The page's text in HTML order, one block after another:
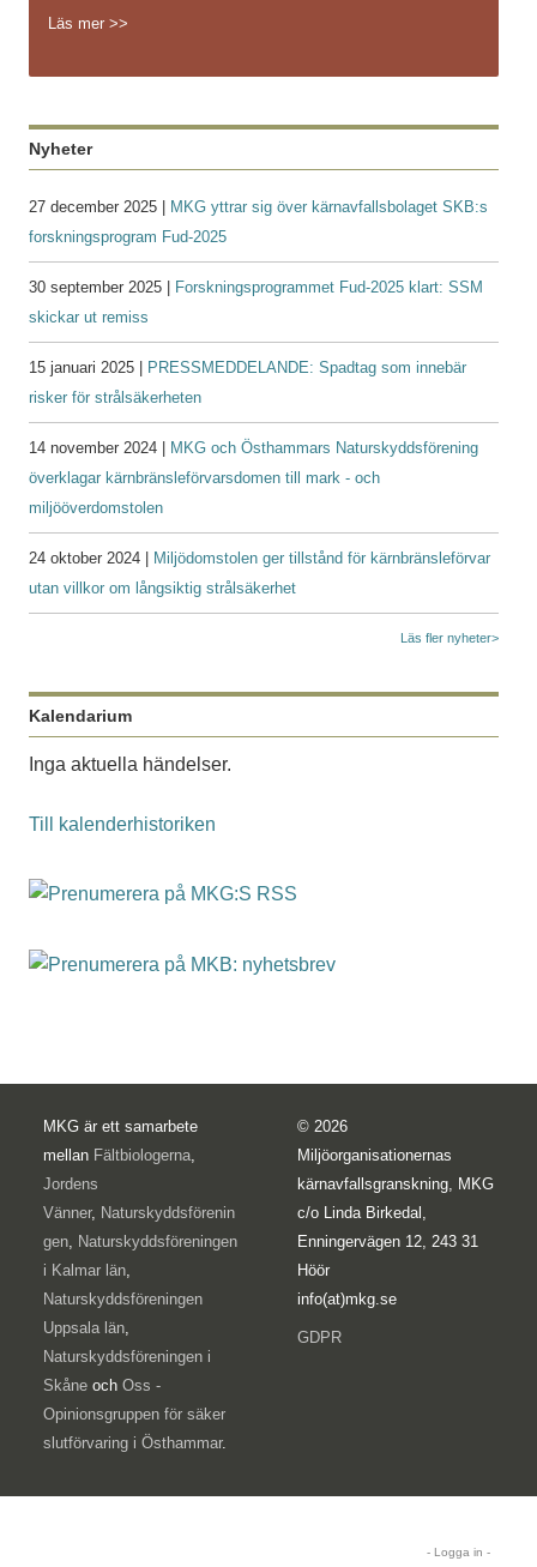
Läs mer >>
Nyheter
27 december 2025 |
MKG yttrar sig över kärnavfallsbolaget SKB:s
forskningsprogram Fud-2025
30 september 2025 |
Forskningsprogrammet Fud-2025 klart: SSM
skickar ut remiss
15 januari 2025 |
PRESSMEDDELANDE: Spadtag som innebär
risker för strålsäkerheten
14 november 2024 |
MKG och Östhammars Naturskyddsförening
överklagar kärnbränsleförvarsdomen till mark - och
miljööverdomstolen
24 oktober 2024 |
Miljödomstolen ger tillstånd för kärnbränsleförvar
utan villkor om långsiktig strålsäkerhet
Läs fler nyheter>
Kalendarium
Inga aktuella händelser.
Till kalenderhistoriken
MKG är ett samarbete
mellan Fältbiologerna,
Jordens
Vänner, Naturskyddsförenin
gen, Naturskyddsföreningen
i Kalmar län,
Naturskyddsföreningen
Uppsala län,
Naturskyddsföreningen i
Skåne och Oss -
Opinionsgruppen för säker
slutförvaring i Östhammar.
© 2026
Miljöorganisationernas
kärnavfallsgranskning, MKG
c/o Linda Birkedal,
Enningervägen 12, 243 31
Höör
info(at)mkg.se
GDPR
- Logga in -